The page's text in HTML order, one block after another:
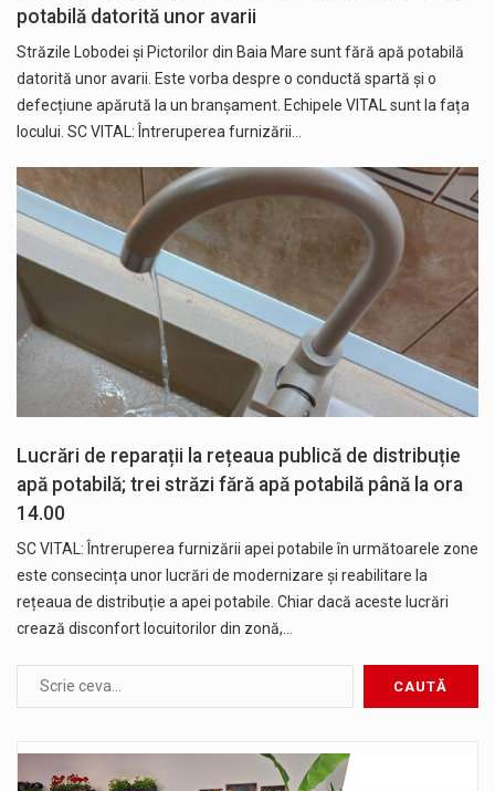
potabilă datorită unor avarii
Străzile Lobodei și Pictorilor din Baia Mare sunt fără apă potabilă
datorită unor avarii. Este vorba despre o conductă spartă și o
defecțiune apărută la un branșament. Echipele VITAL sunt la fața
locului. SC VITAL: Întreruperea furnizării…
Lucrări de reparații la rețeaua publică de distribuție
apă potabilă; trei străzi fără apă potabilă până la ora
14.00
SC VITAL: Întreruperea furnizării apei potabile în următoarele zone
este consecința unor lucrări de modernizare și reabilitare la
rețeaua de distribuție a apei potabile. Chiar dacă aceste lucrări
crează disconfort locuitorilor din zonă,…